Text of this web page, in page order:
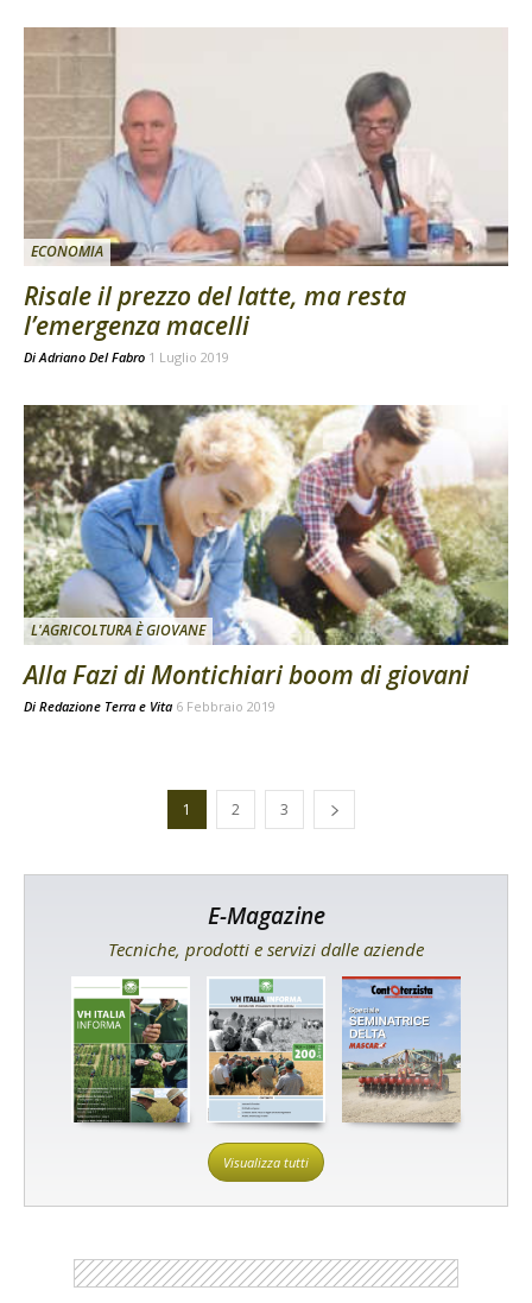
ECONOMIA
Risale il prezzo del latte, ma resta
l’emergenza macelli
DiAdriano Del Fabro 1 Luglio 2019
L'AGRICOLTURA È GIOVANE
Alla Fazi di Montichiari boom di giovani
Di Redazione Terra e Vita 6 Febbraio 2019
1 2 3
E-Magazine
Tecniche, prodotti e servizi dalle aziende
Visualizza tutti